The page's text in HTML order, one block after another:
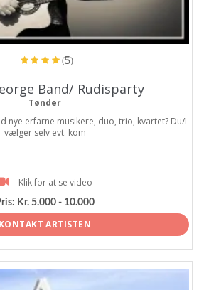
(5)
Band/ Rudisparty
Tønder
nye erfarne musikere, duo, trio, kvartet? Du/I
vælger selv evt. kom
Klik for at se video
Kr. 5.000 - 10.000
KONTAKT ARTISTEN